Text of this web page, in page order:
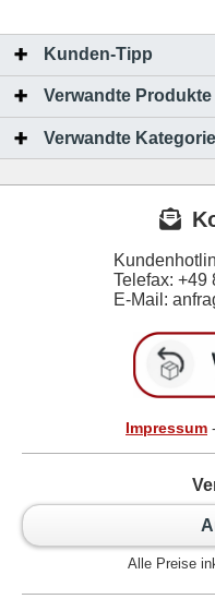
Kunden-Tipp
Verwandte Produkte
Verwandte
Telefax: +49
E-Mail:
Impressum -
Alle Preise